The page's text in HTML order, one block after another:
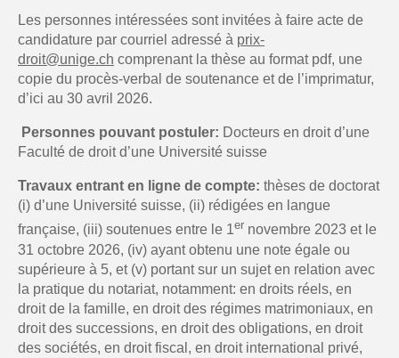
Les personnes intéressées sont invitées à faire acte de
candidature par courriel adressé à prix-
droit@unige.ch comprenant la thèse au format pdf, une
copie du procès-verbal de soutenance et de l’imprimatur,
d’ici au 30 avril 2026.
Personnes pouvant postuler: Docteurs en droit d’une
Faculté de droit d’une Université suisse
Travaux entrant en ligne de compte: thèses de doctorat
(i) d’une Université suisse, (ii) rédigées en langue
française, (iii) soutenues entre le 1er novembre 2023 et le
31 octobre 2026, (iv) ayant obtenu une note égale ou
supérieure à 5, et (v) portant sur un sujet en relation avec
la pratique du notariat, notamment: en droits réels, en
droit de la famille, en droit des régimes matrimoniaux, en
droit des successions, en droit des obligations, en droit
des sociétés, en droit fiscal, en droit international privé,